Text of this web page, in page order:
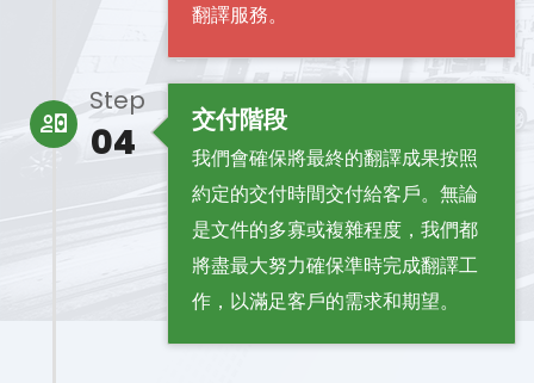
翻譯服務。
交付階段
我們會確保將最終的翻譯成果按照
約定的交付時間交付給客戶。無論
是文件的多寡或複雜程度，我們都
將盡最大努力確保準時完成翻譯工
作，以滿足客戶的需求和期望。
Step
04